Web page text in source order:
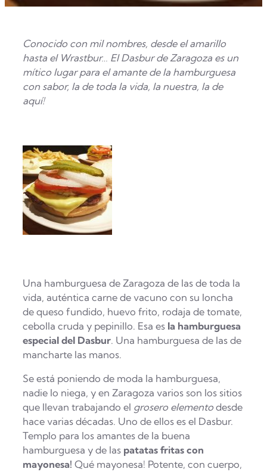
Conocido con mil nombres, desde el amarillo
hasta el Wrastbur… El Dasbur de Zaragoza es un
mítico lugar para el amante de la hamburguesa
con sabor, la de toda la vida, la nuestra, la de
aquí!
Una hamburguesa de Zaragoza de las de toda la
vida, auténtica carne de vacuno con su loncha
de queso fundido, huevo frito, rodaja de tomate,
cebolla cruda y pepinillo. Esa es la hamburguesa
especial del Dasbur. Una hamburguesa de las de
mancharte las manos.
Se está poniendo de moda la hamburguesa,
nadie lo niega, y en Zaragoza varios son los sitios
que llevan trabajando el grosero elemento desde
hace varias décadas. Uno de ellos es el Dasbur.
Templo para los amantes de la buena
hamburguesa y de las patatas fritas con
mayonesa! Qué mayonesa! Potente, con cuerpo,